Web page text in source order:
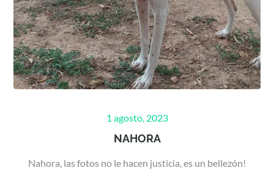
Posted
on
1 agosto, 2023
NAHORA
Nahora, las fotos no le hacen justicia, es un bellezón!